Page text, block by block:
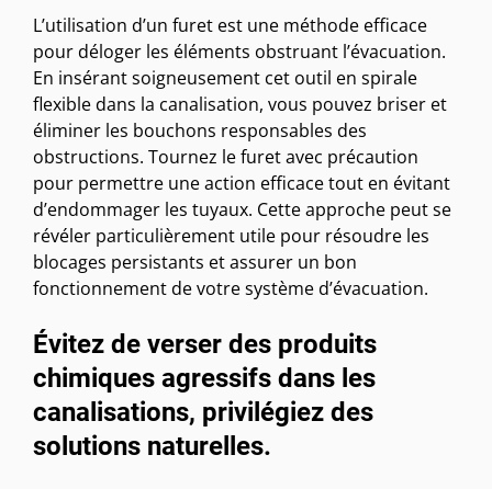
L’utilisation d’un furet est une méthode efficace
pour déloger les éléments obstruant l’évacuation.
En insérant soigneusement cet outil en spirale
flexible dans la canalisation, vous pouvez briser et
éliminer les bouchons responsables des
obstructions. Tournez le furet avec précaution
pour permettre une action efficace tout en évitant
d’endommager les tuyaux. Cette approche peut se
révéler particulièrement utile pour résoudre les
blocages persistants et assurer un bon
fonctionnement de votre système d’évacuation.
Évitez de verser des produits
chimiques agressifs dans les
canalisations, privilégiez des
solutions naturelles.